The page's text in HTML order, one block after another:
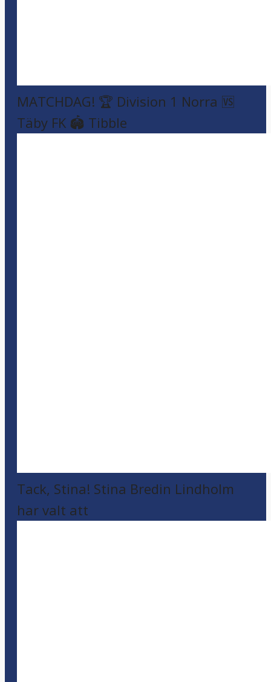
MATCHDAG! 🏆 Division 1 Norra 🆚
Täby FK 🏟️ Tibble
Tack, Stina! Stina Bredin Lindholm
har valt att